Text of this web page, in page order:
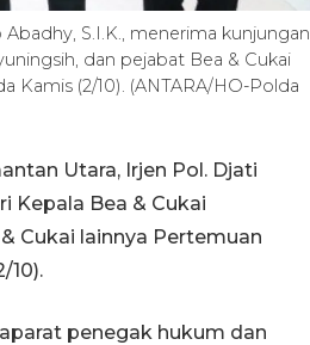
S.I.K., menerima kunjungan
dan pejabat Bea & Cukai
Kamis (2/10). (ANTARA/HO-Polda
Utara, Irjen Pol. Djati
Kepala Bea & Cukai
Cukai lainnya Pertemuan
10).
penegak hukum dan